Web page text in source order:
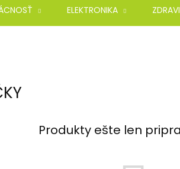
ELEKTRONIKA
Produkty ešte len